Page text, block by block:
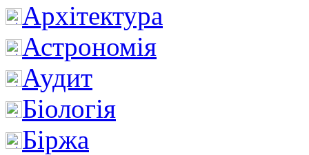
Архітектура
Астрономія
Аудит
Біологія
Біржа